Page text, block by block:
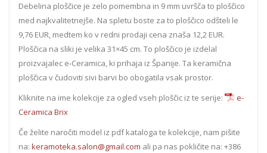
Debelina ploščice je zelo pomembna in 9 mm uvršča to ploščico
med najkvalitetnejše. Na spletu boste za to ploščico odšteli le
9,76 EUR, medtem ko v redni prodaji cena znaša 12,2 EUR.
Ploščica na sliki je velika 31×45 cm. To ploščico je izdelal
proizvajalec e-Ceramica, ki prihaja iz Španije. Ta keramična
ploščica v čudoviti sivi barvi bo obogatila vsak prostor.
Kliknite na ime kolekcije za ogled vseh ploščic iz te serije:
e-
Ceramica Brix
Če želite naročiti model iz pdf kataloga te kolekcije, nam pišite
na: keramoteka.salon@gmail.com ali pa nas pokličite na: +386